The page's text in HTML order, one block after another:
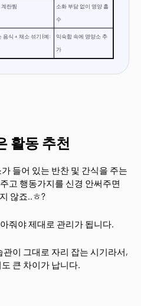
계란찜
소화 부담 없이 영양 흡
수
음식 + 채소 섞기 (예:
익숙함 속에 영양소 추
가
활동 추천
들어 있는 반찬 및 간식을 주는
고 행동가지를 신경 안써주면
않죠..ㅎ?
줘야 제대로 관리가 됩니다.
이 그대로 자리 잡는 시기라서,
큰 차이가 납니다.